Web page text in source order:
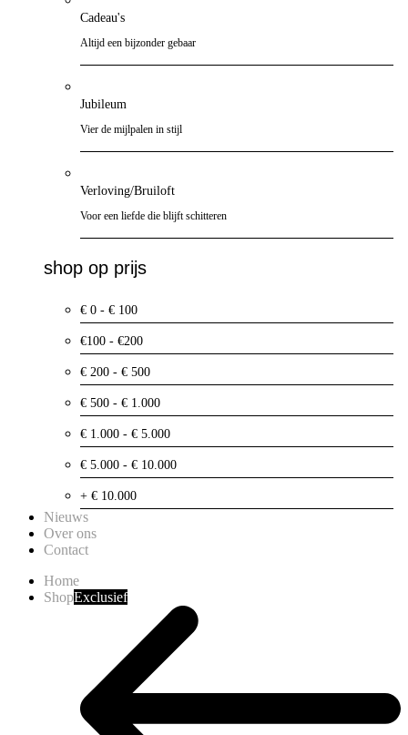
Cadeau's
Altijd een bijzonder gebaar
Jubileum
Vier de mijlpalen in stijl
Verloving/Bruiloft
Voor een liefde die blijft schitteren
shop op prijs
€ 0 - € 100
€100 - €200
€ 200 - € 500
€ 500 - € 1.000
€ 1.000 - € 5.000
€ 5.000 - € 10.000
+ € 10.000
Nieuws
Over ons
Contact
Home
ShopExclusief